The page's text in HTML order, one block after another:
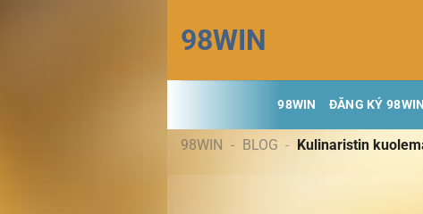
đến
nội
dung
98WIN
98WIN ĐĂNG KÝ 98WIN
98WIN - BLOG - Kulinaristin